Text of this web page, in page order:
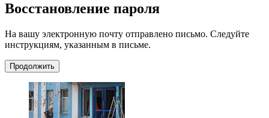
Восстановление пароля
На вашу электронную почту отправлено письмо. Следуйте
инструкциям, указанным в письме.
Продолжить